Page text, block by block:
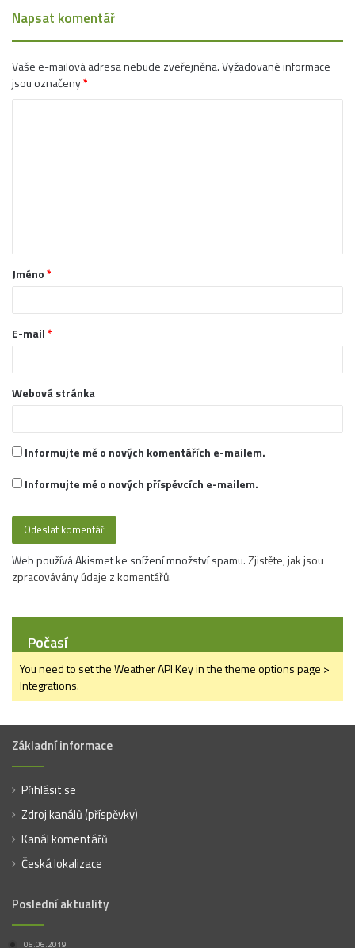
Napsat komentář
Vaše e-mailová adresa nebude zveřejněna.Vyžadované informace
jsou označeny*
á
řJméno*
E-mail*
Webová stránka
Informujte mě o nových komentářích e-mailem.
Informujte mě o nových příspěvcích e-mailem.
Web používá Akismet ke snížení množství spamu.Zjistěte, jak jsou
zpracovávány údaje z komentářů.
Počasí
You need to set the Weather API Key in the theme options page >
Integrations.
Základní informace
Přihlásit se
Zdroj kanálů (příspěvky)
Kanál komentářů
Česká lokalizace
Poslední aktuality
05.06.2019